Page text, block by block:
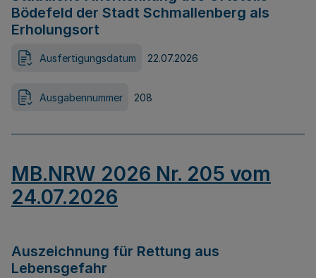
Bödefeld der Stadt Schmallenberg als
Erholungsort
Ausfertigungsdatum 22.07.2026
Ausgabennummer 208
MB.NRW 2026 Nr. 205 vom
24.07.2026
Auszeichnung für Rettung aus
Lebensgefahr